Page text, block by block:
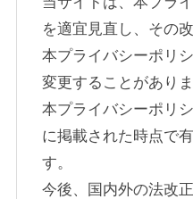
を適宜見直し、その
本プライバシーポリ
変更することがありま
本プライバシーポリ
に掲載された時点で
す。
今後、国内外の法改